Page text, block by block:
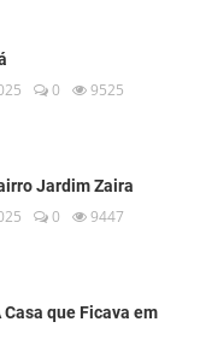
0 9525
Jardim Zaira
0 9447
que Ficava em